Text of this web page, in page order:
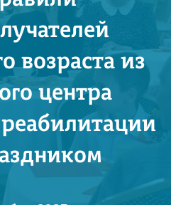
возраста из
центра